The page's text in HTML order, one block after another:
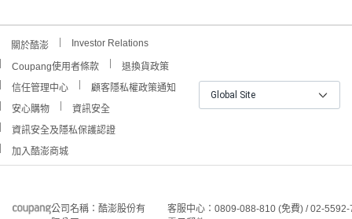
關於酷澎 Investor Relations
Coupang使用者條款
退換貨政策
信任管理中心
顧客隱私權政策通知
安心購物
資訊安全
資訊安全及隱私保護認證
加入酷澎商城
Global Site
公司名稱：酷澎股份有
客服中心：0809-088-810 (免費) / 02-